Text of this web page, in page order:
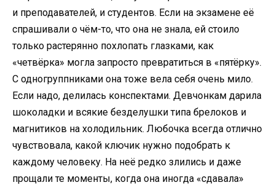
и преподавателей, и студентов. Если на экзамене её
спрашивали о чём-то, что она не знала, ей стоило
только растерянно похлопать глазками, как
«четвёрка» могла запросто превратиться в «пятёрку».
С одногруппниками она тоже вела себя очень мило.
Если надо, делилась конспектами. Девчонкам дарила
шоколадки и всякие безделушки типа брелоков и
магнитиков на холодильник. Любочка всегда отлично
чувствовала, какой ключик нужно подобрать к
каждому человеку. На неё редко злились и даже
прощали те моменты, когда она иногда «сдавала»